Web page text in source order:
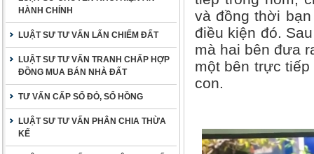
HÀNH CHÍNH
LUẬT SƯ TƯ VẤN LẤN CHIẾM ĐẤT
LUẬT SƯ TƯ VẤN TRANH CHẤP HỢP
ĐỒNG MUA BÁN NHÀ ĐẤT
TƯ VẤN CẤP SỔ ĐỎ, SỔ HỒNG
LUẬT SƯ TƯ VẤN PHÂN CHIA THỪA
KẾ
và đồng thời
điều kiện đó.
mà hai bên đưa
một bên trực
con.